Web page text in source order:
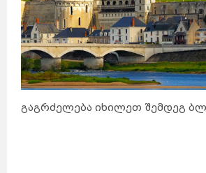
გაგრძელება იხილეთ შემდეგ